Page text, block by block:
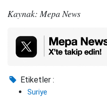
Kaynak: Mepa News
Etiketler :
Suriye